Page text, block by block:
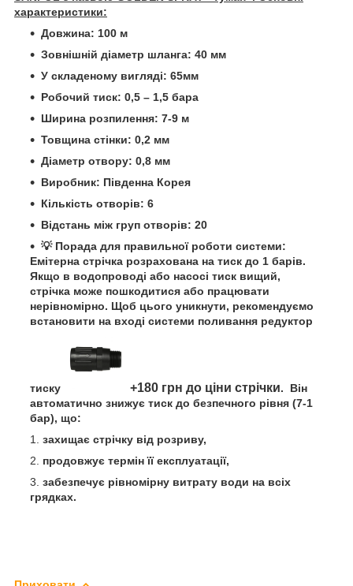
характеристики:
Довжина: 100 м
Зовнішній діаметр шланга: 40 мм
У складеному вигляді: 65мм
Робочий тиск: 0,5 – 1,5 бара
Ширина розпилення: 7-9 м
Товщина стінки: 0,2 мм
Діаметр отвору: 0,8 мм
Виробник: Південна Корея
Кількість отворів: 6
Відстань між груп отворів: 20
💡 Порада для правильної роботи системи:
Емітерна стрічка розрахована на тиск до 1 барів.
Якщо в водопроводі або насосі тиск вищий,
стрічка може пошкодитися або працювати
нерівномірно. Щоб цього уникнути, рекомендуємо
встановити на вході системи поливання редуктор
тиску +180 грн до ціни стрічки. Він
автоматично знижує тиск до безпечного рівня (7-1
бар), що:
захищає стрічку від розриву,
продовжує термін її експлуатації,
забезпечує рівномірну витрату води на всіх
грядках.